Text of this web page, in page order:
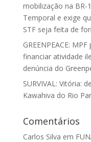
mobilização na BR-
Temporal e exige
STF seja feita de
GREENPEACE:
financiar atividade
denúncia do
SURVIVAL: Vitória:
Kawahiva do Rio
Comentários
Carlos Silva em